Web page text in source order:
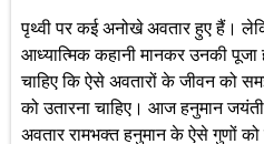
पृथ्वी पर कई अनोखे अवतार हुए हैं।
आध्यात्मिक कहानी मानकर उनकी पूजा
चाहिए कि ऐसे अवतारों के जीवन को
को उतारना चाहिए। आज हनुमान
अवतार रामभक्त हनुमान के ऐसे गुणों को